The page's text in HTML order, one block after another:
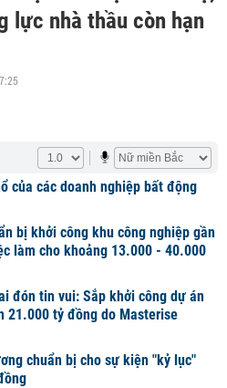
lực nhà thầu còn hạn
của các doanh nghiệp bất động
bị khởi công khu công nghiệp gần
làm cho khoảng 13.000 - 40.000
đón tin vui: Sắp khởi công dự án
21.000 tỷ đồng do Masterise
chuẩn bị cho sự kiện "kỷ lục"